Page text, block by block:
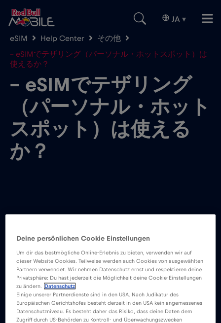
JA ▾
eSIM Help Center
その他
– eSIMでテザリング（パーソナル・ホットスポット）は
使えるか？
– eSIMでテザリング
（パーソナル・ホット
スポット）は使える
か？
iOSの場合：
デバイスのホットスポットをオンにするには、以
下の手順に従う：
Deine persönlichen Cookie Einstellungen
Um dir das bestmögliche Online-Erlebnis zu bieten, verwenden wir auf
dieser Website Cookies. Teilweise werden auch Cookies von ausgewählten
Partnern verwendet. Wir nehmen Datenschutz ernst und respektieren deine
Privatsphäre: Du hast jederzeit die Möglichkeit deine Cookie-Einstellungen
zu ändern.
Datenschutz
Einige unserer Partnerdienste sind in den USA. Nach Judikatur des
Europäischen Gerichtshofes besteht derzeit in den USA kein angemessenes
Datenschutzniveau. Es besteht daher das Risiko, dass deine Daten dem
Zugriff durch US-Behörden zu Kontroll- und Überwachungszwecken